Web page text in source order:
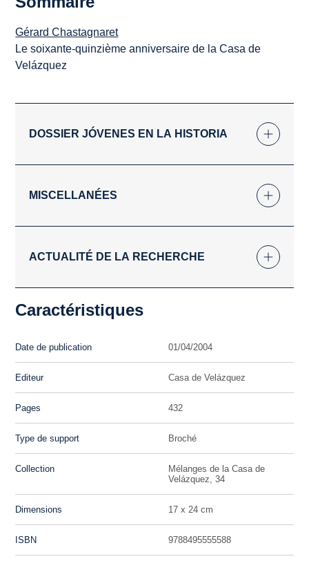
Gérard Chastagnaret
Le soixante-quinzième anniversaire de la Casa de
Velázquez
DOSSIER JÓVENES EN LA HISTORIA
MISCELLANÉES
ACTUALITÉ DE LA RECHERCHE
Caractéristiques
Date de publication 01/04/2004
Editeur Casa de Velázquez
Pages 432
Type de support Broché
Collection
Mélanges de la Casa de
Velázquez, 34
Dimensions 17 x 24 cm
ISBN 9788495555588